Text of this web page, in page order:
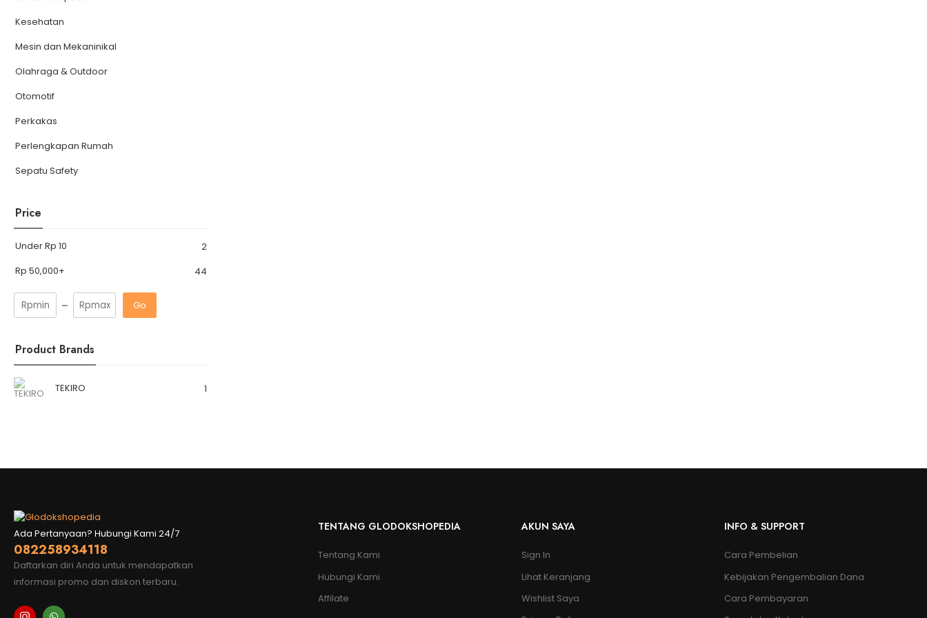
Kesehatan
Mesin dan Mekaninikal
Olahraga & Outdoor
Otomotif
Perkakas
Perlengkapan Rumah
Sepatu Safety
Price
UnderRp 10
2
Rp 50,000+ 44
Go
Product Brands
TEKIRO 1
Ada Pertanyaan? Hubungi Kami 24/7
082258934118
Daftarkan diri Anda untuk mendapatkan
informasi promo dan diskon terbaru.
TENTANG GLODOKSHOPEDIA
Tentang Kami
Hubungi Kami
Affilate
AKUN SAYA
Sign In
Lihat Keranjang
Wishlist Saya
INFO & SUPPORT
Cara Pembelian
Kebijakan Pengembalian Dana
Cara Pembayaran